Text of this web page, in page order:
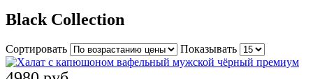
Black Collection
Сортировать Показывать